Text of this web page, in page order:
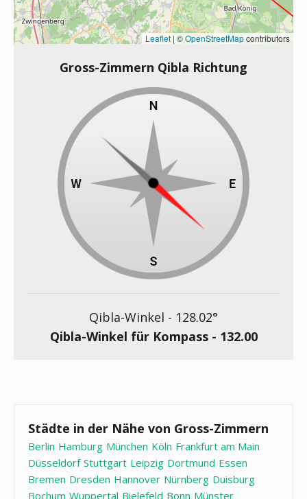
Leaflet | ©OpenStreetMapcontributors
Gross-Zimmern Qibla Richtung
Qibla-Winkel - 128.02°
Qibla-Winkel für Kompass - 132.00
Städte in der Nähe von Gross-Zimmern
Berlin Hamburg München Köln Frankfurt am Main
Düsseldorf Stuttgart Leipzig Dortmund Essen
Bremen Dresden Hannover Nürnberg Duisburg
Bochum Wuppertal Bielefeld Bonn Münster